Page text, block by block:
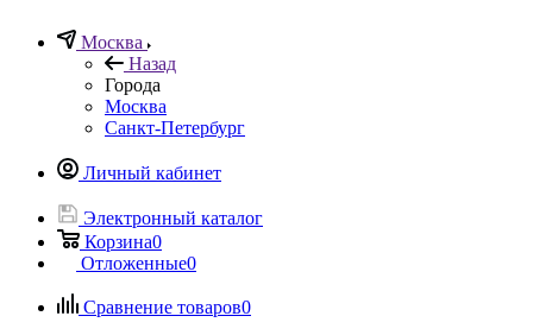
Москва
Назад
Города
Москва
Санкт-Петербург
Личный кабинет
Электронный каталог
Корзина0
Отложенные0
Сравнение товаров0